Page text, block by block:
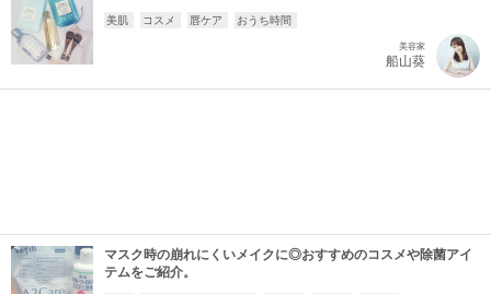
美肌 コスメ 唇ケア おうち時間
美容家
船山葵
マスク時の崩れにくいメイクに◎おすすめのコスメや除菌アイ
テムをご紹介。